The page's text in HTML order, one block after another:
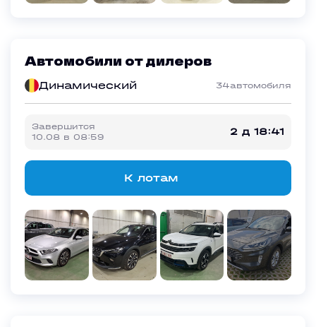
Автомобили от дилеров
Динамический 34автомобиля
Завершится
10.08 в 08:59 2 д 18:41
К лотам